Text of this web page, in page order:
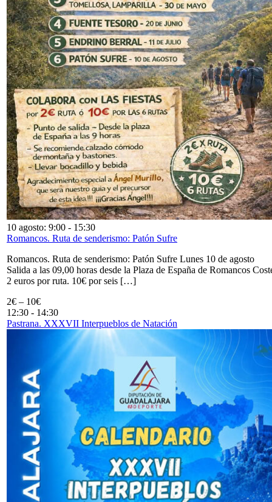
10 agosto: 9:00 - 15:30
Romancos. Ruta de senderismo: Patón Sufre
Romancos. Ruta de senderismo: Patón Sufre Lunes 10 de agosto
Salida a las 09,00 horas desde la Plaza de España de Romancos
2 euros por ruta. 10€ por seis […]
2€ – 10€
12:30 - 14:30
Pastrana. XXXVII Interpueblos de Natación